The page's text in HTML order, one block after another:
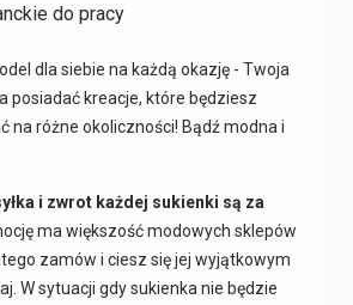
do pracy
dla siebie na każdą okazję - Twoja
posiadać kreacje, które będziesz
na różne okoliczności! Bądź modna i
i zwrot każdej sukienki są za
ma większość modowych sklepów
zamów i ciesz się jej wyjątkowym
W sytuacji gdy sukienka nie będzie